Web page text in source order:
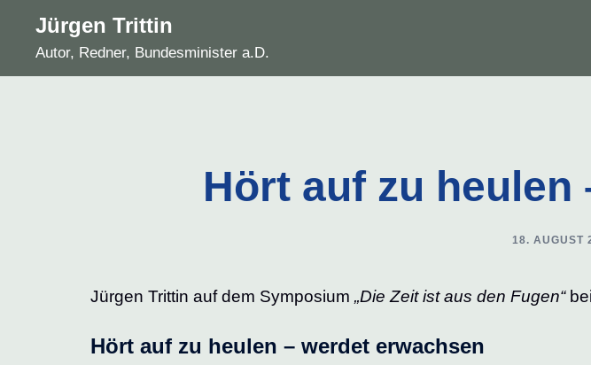
Inhalt
springen
Jürgen Trittin
Autor, Redner, Bundesminister a.D.
Hört auf zu heulen
18. AUGUST
Jürgen Trittin auf dem Symposium „Die Zeit ist aus den Fugen“
Hört auf zu heulen – werdet erwachsen